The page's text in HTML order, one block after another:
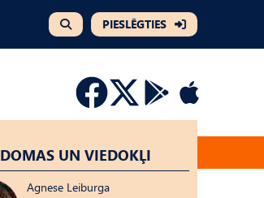
PIESLĒGTIES
DOMAS UN VIEDOKĻI
Agnese Leiburga